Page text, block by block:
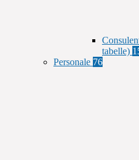
tabelle)
Personale 76